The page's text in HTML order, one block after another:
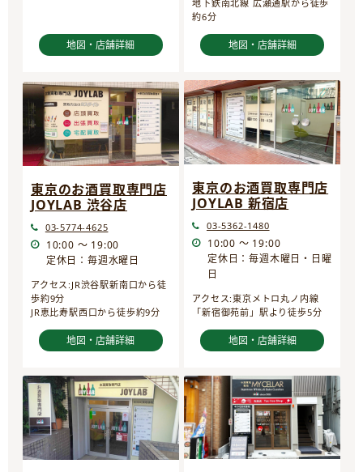
地図・店舗詳細
地下鉄南北線 広瀬通駅から徒歩
約6分
地図・店舗詳細
東京のお酒買取専門店
JOYLAB 渋谷店
03-5774-4625
10:00 ～ 19:00
定休日：毎週水曜日
アクセス:JR渋谷駅新南口から徒
歩約9分
JR恵比寿駅西口から徒歩約9分
地図・店舗詳細
東京のお酒買取専門店
JOYLAB 新宿店
03-5362-1480
10:00 ～ 19:00
定休日：毎週木曜日・日曜
日
アクセス:東京メトロ丸ノ内線
「新宿御苑前」駅より徒歩5分
地図・店舗詳細